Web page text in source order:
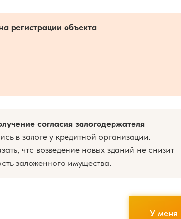
регистрации объекта
У меня
согласия залогодержателя
в залоге у кредитной организации.
что возведение новых зданий не снизит
заложенного имущества.